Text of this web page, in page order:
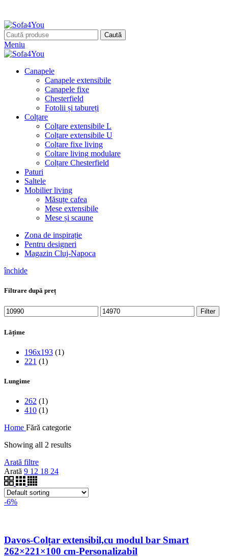
Caută
Meniu
Canapele
Canapele extensibile
Canapele fixe
Chesterfield
Fotolii și tabureți
Colțare
Colțare extensibile L
Colțare extensibile U
Colțare fixe living
Coltare living modulare
Colțare Chesterfield
Paturi
Saltele
Mobilier living
Măsuțe cafea
Mese extensibile
Mese și scaune
Zona de inspirație
Pentru designeri
Magazin Cluj-Napoca
închide
Filtrare după preț
Filter
Lățime
196x193 (1)
221 (1)
Lungime
262 (1)
410 (1)
Home Fără categorie
Showing all 2 results
Arată filtre
Arată 9 12 18 24
-6%
Davos-Colțar extensibil,cu modul bar Smart
262×221×100 cm-Personalizabil